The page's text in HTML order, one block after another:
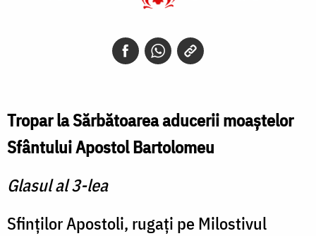
Tropar la Sărbătoarea aducerii moaştelor
Sfântului Apostol Bartolomeu
Glasul al 3-lea
Sfinţilor Apostoli, rugaţi pe Milostivul